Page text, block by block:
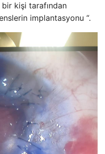
kişi tarafından
implantasyonu “.